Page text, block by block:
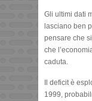
Gli ultimi dati
lasciano ben
pensare che
che
caduta.
Il deficit è
1999,